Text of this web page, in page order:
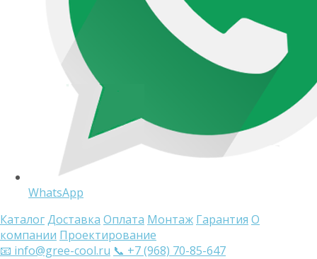
WhatsApp
КаталогДоставка Оплата Монтаж Гарантия О
компании Проектирование
📧 info@gree-cool.ru 📞 +7 (968) 70-85-647